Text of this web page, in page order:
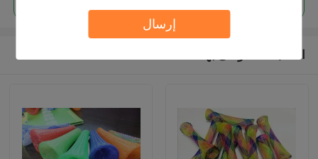
إرسال
المنتجات الموصى بها